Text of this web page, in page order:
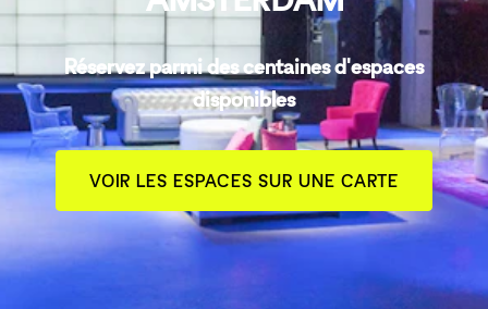
Réservez parmi des centaines d'espaces
disponibles
VOIR LES ESPACES SUR UNE CARTE